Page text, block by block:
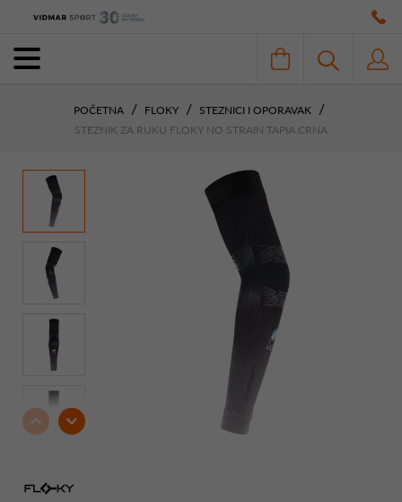
POČETNA FLOKY
STEZNICI I OPORAVAK
STEZNIK ZA RUKU FLOKY NO STRAIN TAPIA CRNA